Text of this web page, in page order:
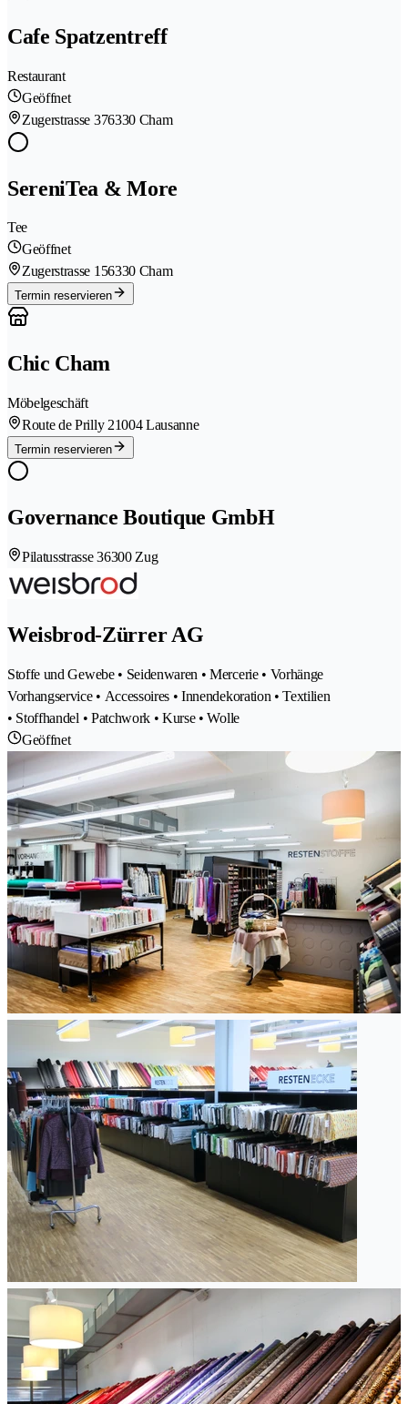
Cafe Spatzentreff
Restaurant
Geöffnet
Zugerstrasse 376330 Cham
SereniTea & More
Tee
Geöffnet
Zugerstrasse 156330 Cham
Termin reservieren
Chic Cham
Möbelgeschäft
Route de Prilly 21004 Lausanne
Termin reservieren
Governance Boutique GmbH
Pilatusstrasse 36300 Zug
Weisbrod-Zürrer AG
Stoffe und Gewebe • Seidenwaren • Mercerie • Vorhänge
Vorhangservice • Accessoires • Innendekoration • Textilien
• Stoffhandel • Patchwork • Kurse • Wolle
Geöffnet